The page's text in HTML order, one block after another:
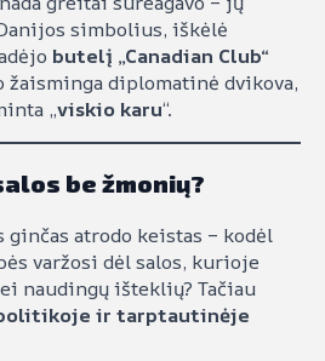
simbolius, iškėlė
butelį „Canadian Club“
žaisminga diplomatinė dvikova,
„viskio karu“.
be žmonių?
atrodo keistas – kodėl
varžosi dėl salos, kurioje
naudingų išteklių? Tačiau
ir tarptautinėje